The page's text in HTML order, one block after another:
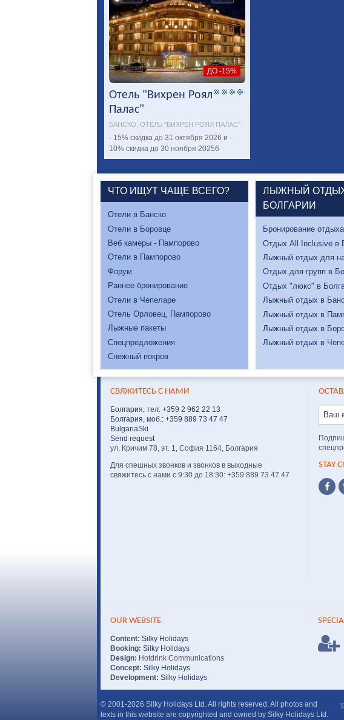
ДО -15%
Отель "Вихрен Роял
Палас"
БАНСКО, ОТЕЛЬ "ВИХРЕН РОЯЛ ПАЛАС"
- 15% скидка до 31 октября 2026 и -
10% скидка до 30 ноября 20256
ЧТО ИЩУТ ЧАЩЕ ВСЕГО?
Отели в Банско
Отели в Боровце
Веб камеры - Пампорово
Отели в Пампорово
Форум
Раннее бронирование
Отели в Чепеларе
Отель Орловец, Пампорово
Лыжные пакеты
Спецпредложения
Снежный покров
ЛЫЖНЫЙ
БОЛГАРИИ
Бронирование
Отдых All Inclusive в
Лыжный отдых для
Отдых для групп в
Отдых "люкс" в
Лыжный отдых в
Лыжный отдых в
Лыжный отдых в
Лыжный отдых в
СВЯЖИТЕСЬ С НАМИ
Болгария, тел: +359 2 962 22 13
Болгария, моб.: +359 889 73 47 47
BulgariaSki
Send request
ул. Кричим 78, эт. 1, София 1164, Болгария
Для спешных звонков и звонков в выходные
свяжитесь с нами с 9:30 до 18:30: +359 889 73 47 47
STAY
OUR WEBSITE
Content: Silky Holidays
Booking: Silky Holidays
Design: Hotdrink Communications
Concept: Silky Holidays
Development: Silky Holidays
© 2001-2026 Silky Holidays Ltd. All rights reserved. All photos and
texts in this website are copyrighted and owned by Silky Holidays Ltd.